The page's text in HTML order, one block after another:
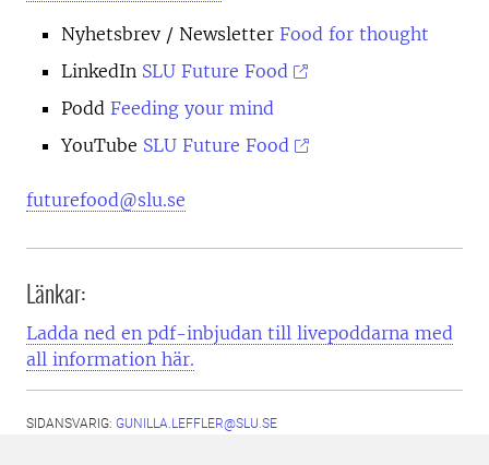
Nyhetsbrev / Newsletter Food for thought
LinkedIn SLU Future Food
Podd Feeding your mind
YouTube SLU Future Food
futurefood@slu.se
Länkar:
Ladda ned en pdf-inbjudan till livepoddarna med
all information här.
SIDANSVARIG: GUNILLA.LEFFLER@SLU.SE